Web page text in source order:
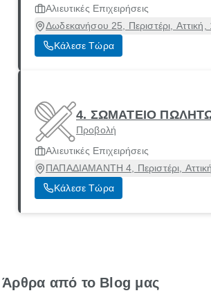
Αλιευτικές Επιχειρήσεις
Δωδεκανήσου 25, Περιστέρι, Αττική,
Κάλεσε Τώρα
4. ΣΩΜΑΤΕΙΟ
Προβολή
Αλιευτικές Επιχειρήσεις
ΠΑΠΑΔΙΑΜΑΝΤΗ 4, Περιστέρι,
Κάλεσε Τώρα
Άρθρα από το Blog μας